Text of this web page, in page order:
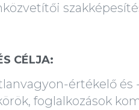
CÉLJA:
értékelő
foglalkozások